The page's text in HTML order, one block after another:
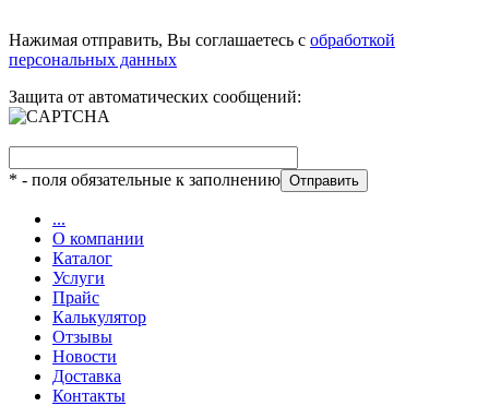
Нажимая отправить, Вы соглашаетесь с обработкой
персональных данных
Защита от автоматических сообщений:
* - поля обязательные к заполнению
...
О компании
Каталог
Услуги
Прайс
Калькулятор
Отзывы
Новости
Доставка
Контакты